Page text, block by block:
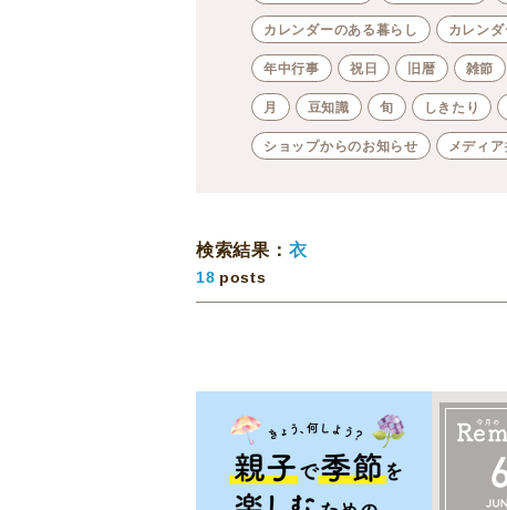
カレンダーのある暮らし カレン
年中行事 祝日 旧暦 雑節
月 豆知識 旬 しきたり
ショップからのお知らせ メディ
検索結果： 衣
18 posts